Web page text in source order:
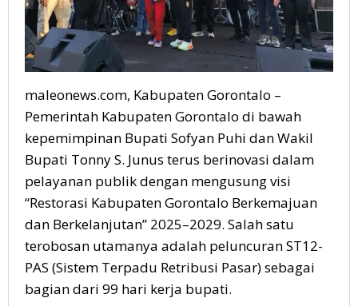
maleonews.com, Kabupaten Gorontalo –
Pemerintah Kabupaten Gorontalo di bawah
kepemimpinan Bupati Sofyan Puhi dan Wakil
Bupati Tonny S. Junus terus berinovasi dalam
pelayanan publik dengan mengusung visi
“Restorasi Kabupaten Gorontalo Berkemajuan
dan Berkelanjutan” 2025–2029. Salah satu
terobosan utamanya adalah peluncuran ST12-
PAS (Sistem Terpadu Retribusi Pasar) sebagai
bagian dari 99 hari kerja bupati.